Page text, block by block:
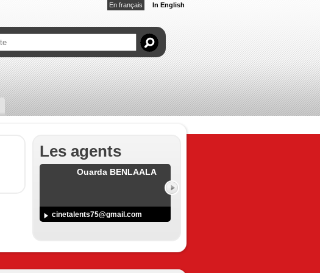
En français In English
Les agents
Ouarda BENLAALA
cinetalents75@gmail.com